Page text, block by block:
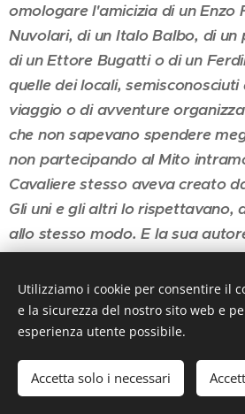
omologare l'amicizia di un Enzo
Nuvolari, di un Italo Balbo, di un
di un Ettore Bugatti o di un
quelle dei locali,
viaggio o di avventure
che non sapevano spendere
non partecipando al Mito
Cavaliere stesso aveva creato
Gli uni e gli altri lo rispettavano,
allo stesso modo. E la sua
negli anni di Monza rimase tale
sanno qualcosa i vari
maggiorenti della Federazione
Sport Automobile quando
mondiale la sua corsa. La sua
dello sport e lui lo
Utilizziamo i cookie per consentire il
e la sicurezza del nostro sito web e
esperienza utente possibile.
Accetta solo i necessari